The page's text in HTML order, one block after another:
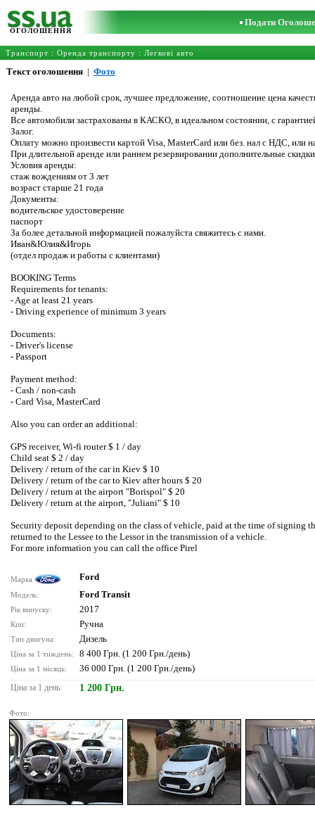
ОГОЛОШЕННЯ
Подати
Транспорт : Оренда транспорту : Легкові авто
Текст оголошення | Фото
Аренда авто на любой срок, лучшее предложение, соотношение цена
аренды.
Все автомобили застрахованы в КАСКО, в идеальном состоянии, с
Залог.
Оплату можно произвести картой Visa, MasterCard или без. нал с НДС, или
При длительной аренде или раннем резервировании дополнительные
Условия аренды:
стаж вождениям от 3 лет
возраст старше 21 года
Документы:
водительское удостоверение
паспорт
За более детальной информацией пожалуйста свяжитесь с нами.
Иван&Юлия&Игорь
(отдел продаж и работы с клиентами)
BOOKING Terms
Requirements for tenants:
- Age at least 21 years
- Driving experience of minimum 3 years
Documents:
- Driver's license
- Passport
Payment method:
- Cash / non-cash
- Card Visa, MasterCard
Also you can order an additional:
GPS receiver, Wi-fi router $ 1 / day
Child seat $ 2 / day
Delivery / return of the car in Kiev $ 10
Delivery / return of the car to Kiev after hours $ 20
Delivery / return at the airport "Borispol" $ 20
Delivery / return at the airport, "Juliani" $ 10
Security deposit depending on the class of vehicle, paid at the time of signing
returned to the Lessee to the Lessor in the transmission of a vehicle.
For more information you can call the office Pirel
Марка Ford
Модель: Ford Transit
Рік випуску: 2017
Кпп: Ручна
Тип двигуна: Дизель
Ціна за 1 тиждень: 8 400 Грн. (1 200 Грн./день)
Ціна за 1 місяць: 36 000 Грн. (1 200 Грн./день)
Ціна за 1 день: 1 200 Грн.
Фото: